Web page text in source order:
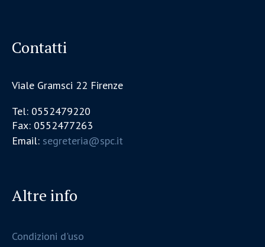
Contatti
Viale Gramsci 22 Firenze
Tel: 0552479220
Fax: 0552477263
Email: segreteria@spc.it
Altre info
Condizioni d'uso